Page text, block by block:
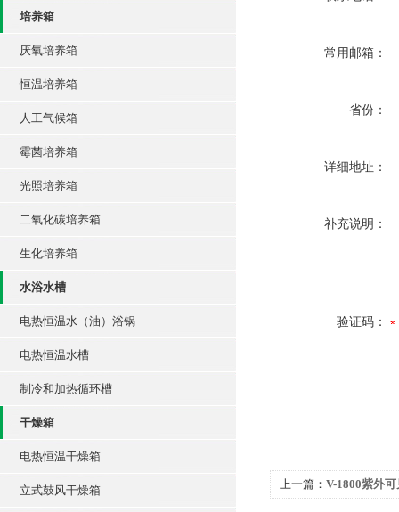
培养箱
厌氧培养箱
恒温培养箱
人工气候箱
霉菌培养箱
光照培养箱
二氧化碳培养箱
生化培养箱
水浴水槽
电热恒温水（油）浴锅
电热恒温水槽
制冷和加热循环槽
干燥箱
电热恒温干燥箱
立式鼓风干燥箱
常用邮箱：
省份：
详细地址：
补充说明：
验证码：
上一篇： V-1800紫外